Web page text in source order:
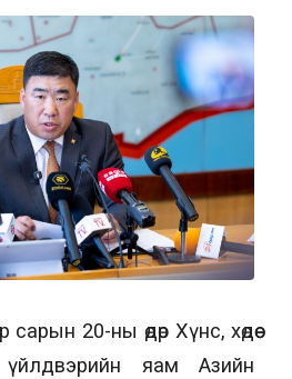
20-ны өдөр Хүнс, хөдөө
үйлдвэрийн яам Азийн